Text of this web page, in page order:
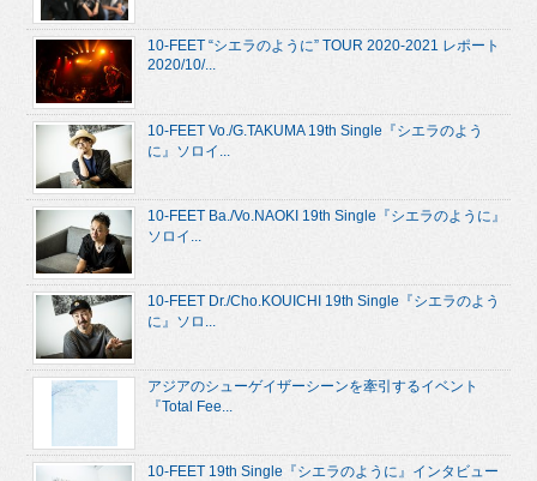
10-FEET “シエラのように” TOUR 2020-2021 レポート
2020/10/...
10-FEET Vo./G.TAKUMA 19th Single『シエラのよう
に』ソロイ...
10-FEET Ba./Vo.NAOKI 19th Single『シエラのように』
ソロイ...
10-FEET Dr./Cho.KOUICHI 19th Single『シエラのよう
に』ソロ...
アジアのシューゲイザーシーンを牽引するイベント
『Total Fee...
10-FEET 19th Single『シエラのように』インタビュー